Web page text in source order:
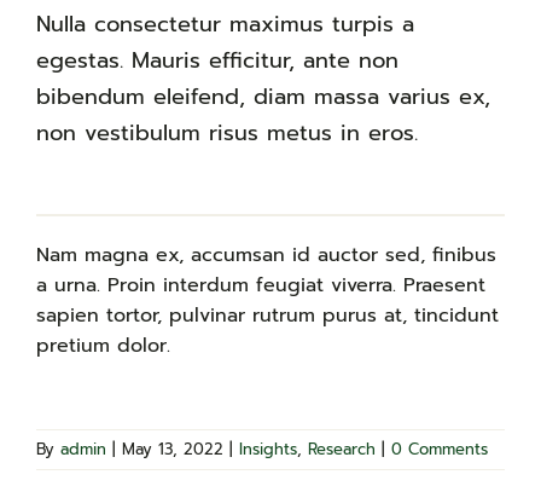
Nulla consectetur maximus turpis a
egestas. Mauris efficitur, ante non
bibendum eleifend, diam massa varius ex,
non vestibulum risus metus in eros.
Nam magna ex, accumsan id auctor sed, finibus
a urna. Proin interdum feugiat viverra. Praesent
sapien tortor, pulvinar rutrum purus at, tincidunt
pretium dolor.
By admin | May 13, 2022 | Insights, Research | 0 Comments